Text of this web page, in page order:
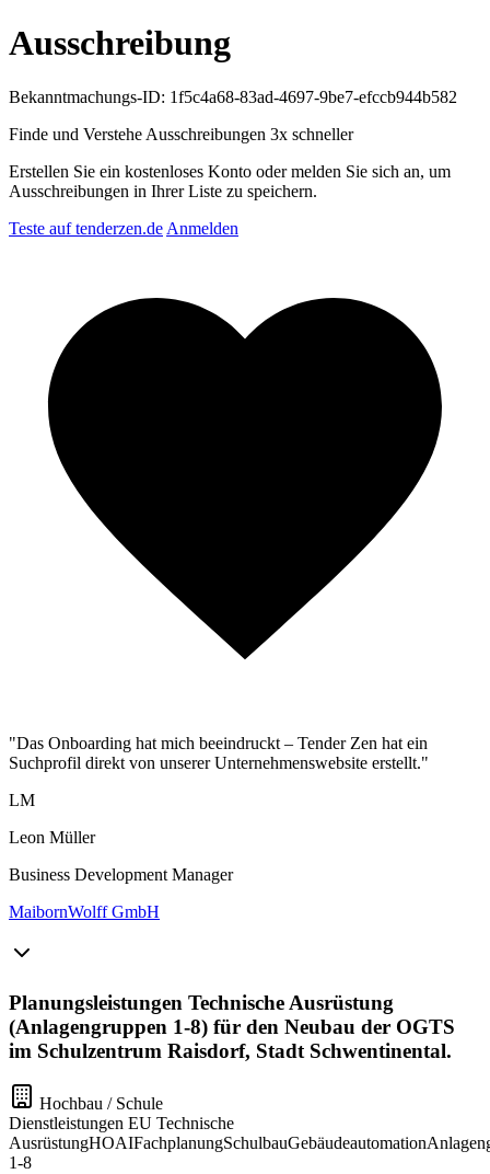
Ausschreibung
Bekanntmachungs-ID: 1f5c4a68-83ad-4697-9be7-efccb944b582
Finde und Verstehe Ausschreibungen 3x schneller
Erstellen Sie ein kostenloses Konto oder melden Sie sich an, um
Ausschreibungen in Ihrer Liste zu speichern.
Teste auf tenderzen.de Anmelden
"Das Onboarding hat mich beeindruckt – Tender Zen hat ein
Suchprofil direkt von unserer Unternehmenswebsite erstellt."
LM
Leon Müller
Business Development Manager
MaibornWolff GmbH
Planungsleistungen Technische Ausrüstung
(Anlagengruppen 1-8) für den Neubau der OGTS
im Schulzentrum Raisdorf, Stadt Schwentinental.
Hochbau / Schule
Dienstleistungen EU Technische
AusrüstungHOAIFachplanungSchulbauGebäudeautomation
1-8